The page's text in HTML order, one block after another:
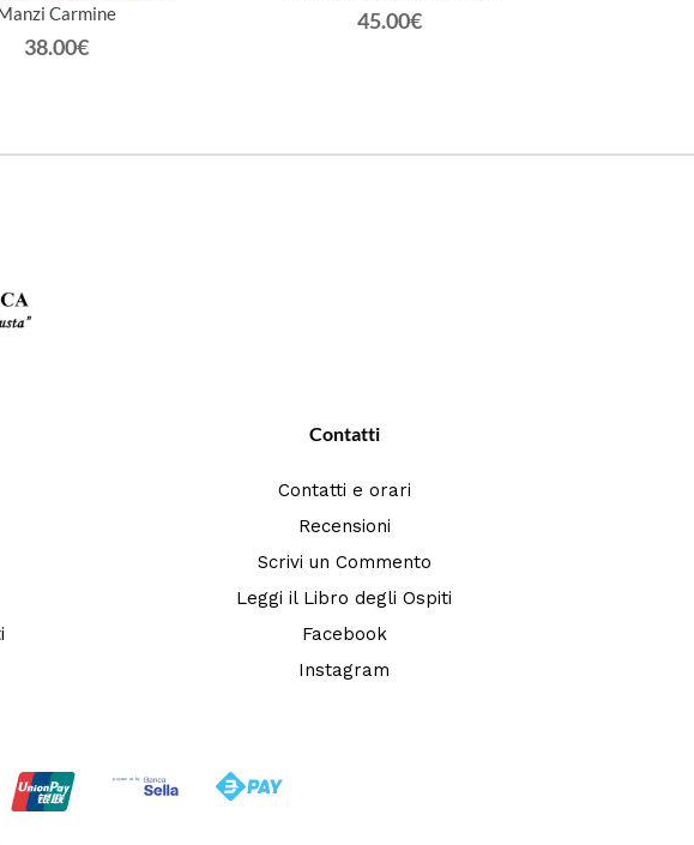
Carmine
38.00€
45.00€
Contatti
Contatti e orari
Recensioni
Scrivi un Commento
Leggi il Libro degli Ospiti
Facebook
Instagram